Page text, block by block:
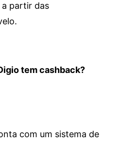
a partir das
tem cashback?
com um sistema de